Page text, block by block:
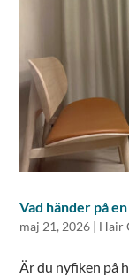
Vad händer på
maj 21, 2026 | Hair
Är du nyfiken på